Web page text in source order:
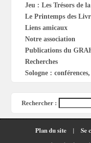
Jeu : Les Trésors de
Le Printemps des
Liens amicaux
Notre association
Publications du
Recherches
Sologne :
Rechercher :
Plan du site | Se